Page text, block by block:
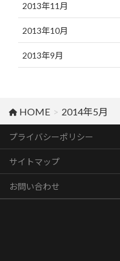
2013年11月
2013年10月
2013年9月
HOME 2014年5月
プライバシーポリシー
サイトマップ
お問い合わせ